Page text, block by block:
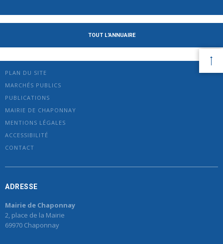
TOUT L'ANNUAIRE
PLAN DU SITE
MARCHÉS PUBLICS
PUBLICATIONS
MAIRIE DE CHAPONNAY
MENTIONS LÉGALES
ACCESSIBILITÉ
CONTACT
ADRESSE
Mairie de Chaponnay
2, place de la Mairie
69970 Chaponnay